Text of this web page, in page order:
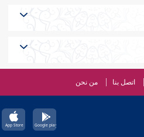
اتصل بنا من نحن